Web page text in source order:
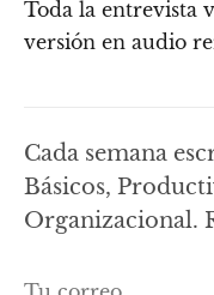
Toda la entrevista
versión en audio
Cada semana
Básicos,
Organizacional.